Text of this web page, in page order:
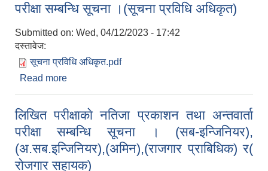
परीक्षा सम्बन्धि सूचना ।(सूचना प्रविधि अधिकृत)
Submitted on: Wed, 04/12/2023 - 17:42
दस्तावेज:
सूचना प्रविधि अधिकृत.pdf
Read more
लिखित परीक्षाकाे नतिजा प्रकाशन तथा अन्तवार्ता
परीक्षा सम्बन्धि सूचना । (सब-इन्जिनियर),
(अ.सब.इन्जिनियर),(अमिन),(राजगार प्राबिधिक) र(
राेजगार सहायक)